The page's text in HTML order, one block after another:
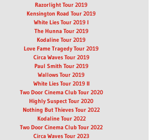
Razorlight Tour 2019
Kensington Road Tour 2019
White Lies Tour 2019 I
The Hunna Tour 2019
Kodaline Tour 2019
Love Fame Tragedy Tour 2019
Circa Waves Tour 2019
Paul Smith Tour 2019
Wallows Tour 2019
White Lies Tour 2019 II
Two Door Cinema Club Tour 2020
Highly Suspect Tour 2020
Nothing But Thieves Tour 2022
Kodaline Tour 2022
Two Door Cinema Club Tour 2022
Circa Waves Tour 2023